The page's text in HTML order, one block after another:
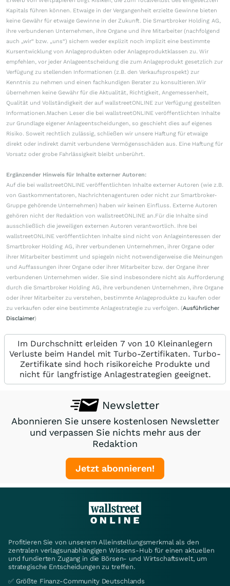
Kapitals führen können. Etwaige in der Vergangenheit erzielte Gewinne bieten
keine Gewähr für etwaige Gewinne in der Zukunft. Die Smartbroker Holding AG,
ihre verbundenen Unternehmen, ihre Organe und ihre Mitarbeiter (nachfolgend
auch „wir“ bzw. „uns“) sichern weder explizit noch implizit eine bestimmte
Kursentwicklung von Anlageprodukten oder Anlageproduktklassen zu. Wir
empfehlen, vor jeder Anlageentscheidung die zum Anlageprodukt gesetzlich zur
Verfügung zu stellenden Informationen (z.B. den Verkaufsprospekt) zur
Kenntnis zu nehmen und einen fachkundigen Berater zu konsultieren.Wir
übernehmen keine Gewähr für die Aktualität, Richtigkeit, Angemessenheit,
Qualität und Vollständigkeit der auf wallstreetONLINE zur Verfügung gestellten
Informationen.Machen Leser die bei wallstreetONLINE veröffentlichten Inhalte
zur Grundlage eigener Anlageentscheidungen, so geschieht dies auf eigenes
Risiko. Soweit rechtlich zulässig, schließen wir unsere Haftung für etwaige
direkt oder indirekt damit verbundene Vermögensschäden aus. Eine Haftung für
Vorsatz oder grobe Fahrlässigkeit bleibt unberührt.
Ergänzender Hinweis für Inhalte externer Autoren:
Auf die bei wallstreetONLINE veröffentlichten Inhalte externer Autoren (wie z.B.
von Gastkommentatoren, Nachrichtenagenturen oder nicht zur Smartbroker-
Gruppe gehörende Unternehmen) haben wir keinen Einfluss. Externe Autoren
gehören nicht der Redaktion von wallstreetONLINE an.Für die Inhalte sind
ausschließlich die jeweiligen externen Autoren verantwortlich. Ihre bei
wallstreetONLINE veröffentlichten Inhalte sind nicht von Anlageinteressen der
Smartbroker Holding AG, ihrer verbundenen Unternehmen, ihrer Organe oder
ihrer Mitarbeiter bestimmt und spiegeln nicht notwendigerweise die Meinungen
und Auffassungen ihrer Organe oder ihrer Mitarbeiter bzw. der Organe ihrer
verbundenen Unternehmen wider. Sie sind insbesondere nicht als Aufforderung
durch die Smartbroker Holding AG, ihre verbundenen Unternehmen, ihre Organe
oder ihrer Mitarbeiter zu verstehen, bestimmte Anlageprodukte zu kaufen oder
zu verkaufen oder eine bestimmte Anlagestrategie zu verfolgen. (Ausführlicher
Disclaimer)
Im Durchschnitt erleiden 7 von 10 Kleinanlegern
Verluste beim Handel mit Turbo-Zertifikaten. Turbo-
Zertifikate sind hoch risikoreiche Produkte und
nicht für langfristige Anlagestrategien geeignet.
Newsletter
Abonnieren Sie unsere kostenlosen Newsletter
und verpassen Sie nichts mehr aus der
Redaktion
Jetzt abonnieren!
Profitieren Sie von unserem Alleinstellungsmerkmal als den
zentralen verlagsunabhängigen Wissens-Hub für einen aktuellen
und fundierten Zugang in die Börsen- und Wirtschaftswelt, um
strategische Entscheidungen zu treffen.
✅ Größte Finanz-Community Deutschlands